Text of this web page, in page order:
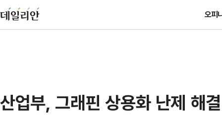
오피
산업부, 그래핀 상용화 난제 해